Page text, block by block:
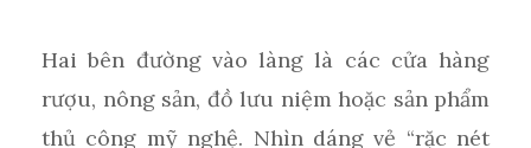
Hai bên đường vào làng là các cửa hàng
rượu, nông sản, đồ lưu niệm hoặc sản phẩm
thủ công mỹ nghệ. Nhìn dáng vẻ “rặc nét